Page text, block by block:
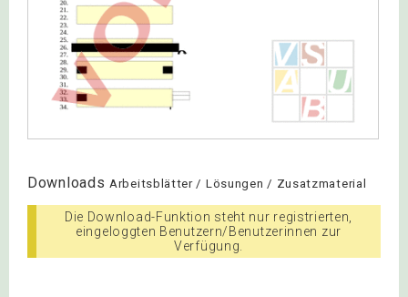
Downloads Arbeitsblätter / Lösungen / Zusatzmaterial
Die Download-Funktion steht nur registrierten,
eingeloggten Benutzern/Benutzerinnen zur
Verfügung.